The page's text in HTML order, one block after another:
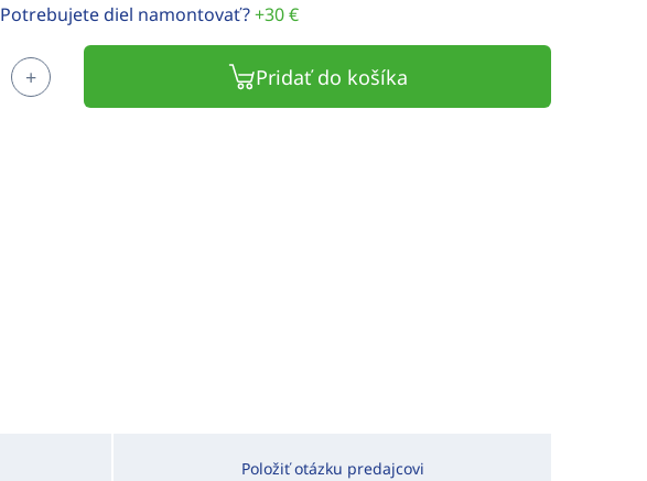
Potrebujete diel namontovať?+30 €
+ Pridať do košíka
Položiť otázku predajcovi